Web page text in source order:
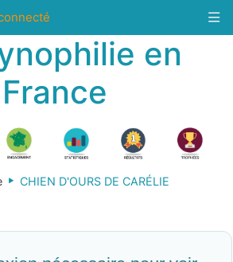
en
France
CHIEN D'OURS DE CARÉLIE